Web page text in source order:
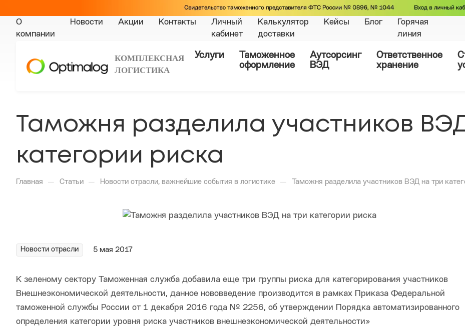
О
компании
Новости Акции Контакты
Личный
кабинет
Калькулятор
доставки
Кейсы Блог
Горячая
линия
КОМПЛЕКСНАЯ
ЛОГИСТИКА
Услуги
Таможенное
оформление
Аутсорсинг
ВЭД
Ответственное
хранение
Таможня разделила участников
категории риска
Главная — Статьи — Новости отрасли, важнейшие события в логистике — Таможня разделила участников ВЭД на три
Новости отрасли 5 мая 2017
К зеленому сектору Таможенная служба добавила еще три группы риска для категорирования участников
Внешнеэкономической деятельности, данное нововведение производится в рамках Приказа Федеральной
таможенной службы России от 1 декабря 2016 года № 2256, об утверждении Порядка автоматизированного
определения категории уровня риска участников внешнеэкономической деятельности»